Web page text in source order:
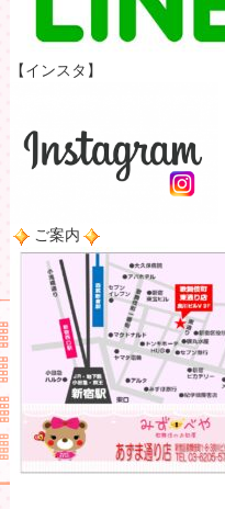
【インスタ】
ご案内